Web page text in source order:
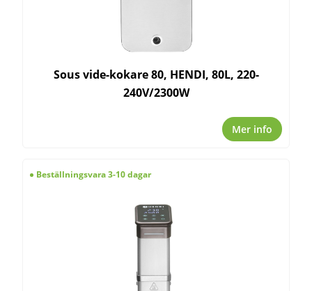
Sous vide-kokare 80, HENDI, 80L, 220-
240V/2300W
Mer info
Beställningsvara 3-10 dagar